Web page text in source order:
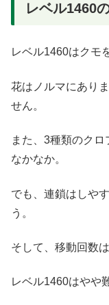
レベル1460
レベル1460はクモ
花はノルマにあり
せん。
また、3種類のク
なかなか。
でも、連鎖はしや
う。
そして、移動回数
レベル1460はやや